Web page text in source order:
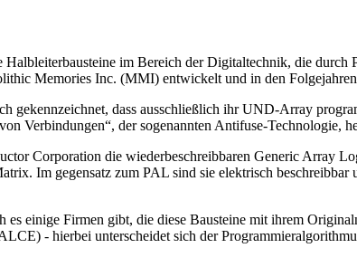
im Bereich der Digitaltechnik, die
Memories Inc. (MMI) entwickelt und in den
dass ausschließlich ihr UND-Array
Verbindungen“, der sogenannten Antifuse-Technologie,
Corporation die wiederbeschreibbaren Generic Array
Im gegensatz zum PAL sind sie elektrisch
einige Firmen gibt, die diese Bausteine mit ihrem
- hierbei unterscheidet sich der